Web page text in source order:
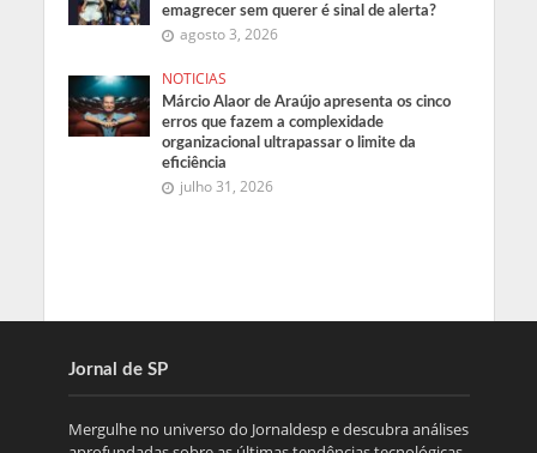
emagrecer sem querer é sinal de alerta?
agosto 3, 2026
NOTICIAS
Márcio Alaor de Araújo apresenta os cinco
erros que fazem a complexidade
organizacional ultrapassar o limite da
eficiência
julho 31, 2026
Jornal de SP
Mergulhe no universo do Jornaldesp e descubra análises